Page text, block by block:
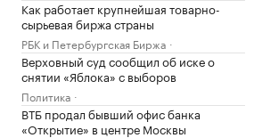
Как работает крупнейшая товарно-
сырьевая биржа страны
РБК и Петербургская Биржа
Верховный суд сообщил об иске о
снятии «Яблока» с выборов
Политика
ВТБ продал бывший офис банка
«Открытие» в центре Москвы